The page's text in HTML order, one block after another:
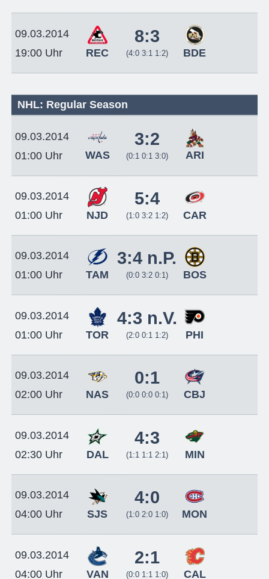
09.03.2014
19:00 Uhr
REC
8:3
(4:0 3:1 1:2) BDE
NHL: Regular Season
09.03.2014
01:00 Uhr
WAS
3:2
(0:1 0:1 3:0) ARI
09.03.2014
01:00 Uhr
NJD
5:4
(1:0 3:2 1:2) CAR
09.03.2014
01:00 Uhr
TAM
3:4 n.P.
(0:0 3:2 0:1) BOS
09.03.2014
01:00 Uhr
TOR
4:3 n.V.
(2:0 0:1 1:2) PHI
09.03.2014
02:00 Uhr
NAS
0:1
(0:0 0:0 0:1) CBJ
09.03.2014
02:30 Uhr
DAL
4:3
(1:1 1:1 2:1) MIN
09.03.2014
04:00 Uhr
SJS
4:0
(1:0 2:0 1:0) MON
09.03.2014
04:00 Uhr
VAN
2:1
(0:0 1:1 1:0) CAL